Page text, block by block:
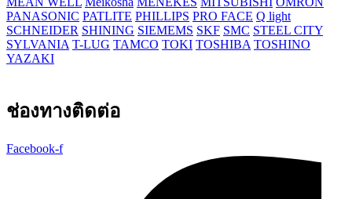
PANASONIC PATLITE PHILLIPS PRO FACE Q light
SCHNEIDER SHINING SIEMEMS SKF SMC STEEL CITY
SYLVANIA T-LUG TAMCO TOKI TOSHIBA TOSHINO
YAZAKI
ช่องทางติดต่อ
Facebook-f